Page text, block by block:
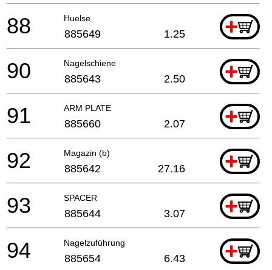
Huelse +
88 885649 1.25
Nagelschiene +
90 885643 2.50
ARM PLATE +
91 885660 2.07
Magazin (b) +
92 885642 27.16
SPACER +
93 885644 3.07
Nagelzuführung +
94 885654 6.43